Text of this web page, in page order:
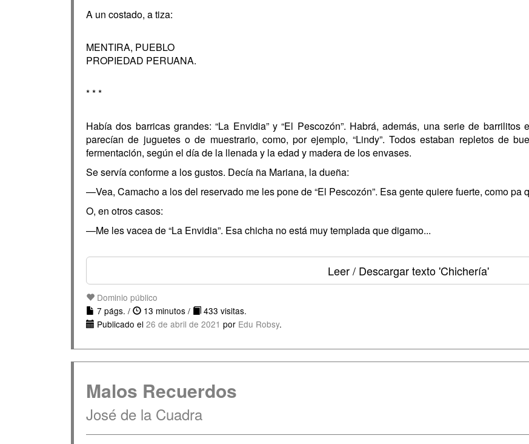
A un costado, a tiza:
MENTIRA, PUEBLO
PROPIEDAD PERUANA.
* * *
Había dos barricas grandes: “La Envidia” y “El Pescozón”. Habrá, además, una serie de
parecían de juguetes o de muestrario, como, por ejemplo, “Lindy”. Todos estaban repletos de
fermentación, según el día de la llenada y la edad y madera de los envases.
Se servía conforme a los gustos. Decía ña Mariana, la dueña:
—Vea, Camacho a los del reservado me les pone de “El Pescozón”. Esa gente quiere fuerte, como pa
O, en otros casos:
—Me les vacea de “La Envidia”. Esa chicha no está muy templada que digamo...
Leer / Descargar texto'Chichería'
Dominio público
7 págs. /
13 minutos /
433 visitas.
Publicado el 26 de abril de 2021 por Edu Robsy.
Malos Recuerdos
José de la Cuadra